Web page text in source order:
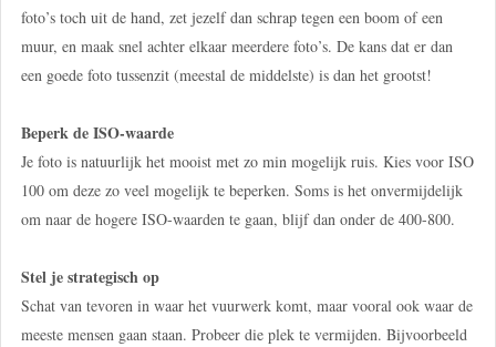
foto’s toch uit de hand, zet jezelf dan schrap tegen een boom of een
muur, en maak snel achter elkaar meerdere foto’s. De kans dat er dan
een goede foto tussenzit (meestal de middelste) is dan het grootst!
Beperk de ISO-waarde
Je foto is natuurlijk het mooist met zo min mogelijk ruis. Kies voor ISO
100 om deze zo veel mogelijk te beperken. Soms is het onvermijdelijk
om naar de hogere ISO-waarden te gaan, blijf dan onder de 400-800.
Stel je strategisch op
Schat van tevoren in waar het vuurwerk komt, maar vooral ook waar de
meeste mensen gaan staan. Probeer die plek te vermijden. Bijvoorbeeld